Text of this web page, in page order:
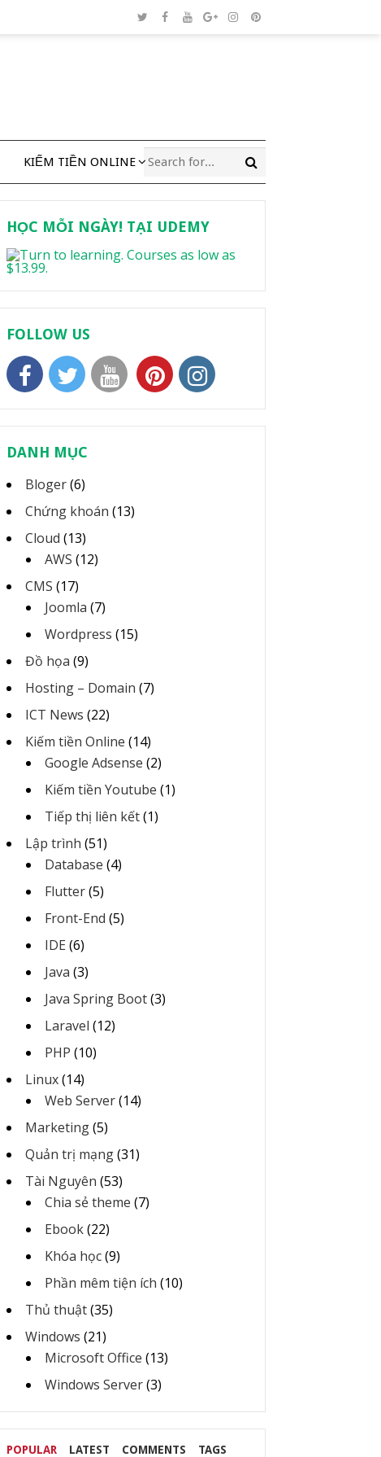
KIẾM TIỀN ONLINE
HỌC MỖI NGÀY! TẠI UDEMY
FOLLOW US
DANH MỤC
Bloger(6)
Chứng khoán (13)
Cloud (13)
AWS (12)
CMS (17)
Joomla (7)
Wordpress (15)
Đồ họa (9)
Hosting – Domain (7)
ICT News (22)
Kiếm tiền Online (14)
Google Adsense (2)
Kiếm tiền Youtube (1)
Tiếp thị liên kết(1)
Lập trình (51)
Database (4)
Flutter(5)
Front-End (5)
IDE (6)
Java (3)
Java Spring Boot(3)
Laravel (12)
PHP (10)
Linux(14)
Web Server(14)
Marketing(5)
Quản trị mạng(31)
Tài Nguyên (53)
Chia sẻ theme (7)
Ebook(22)
Khóa học(9)
Phần mêm tiện ích (10)
Thủ thuật(35)
Windows (21)
Microsoft Office (13)
Windows Server(3)
POPULAR LATEST COMMENTS TAGS